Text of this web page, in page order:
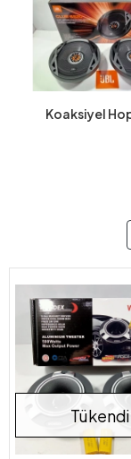
Koaksiyel
Tükendi